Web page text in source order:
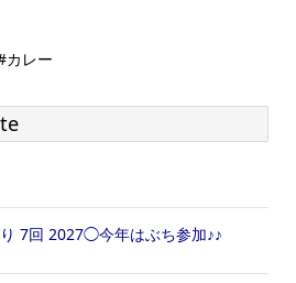
カレー
7回 2027◯今年はぶち参加♪♪